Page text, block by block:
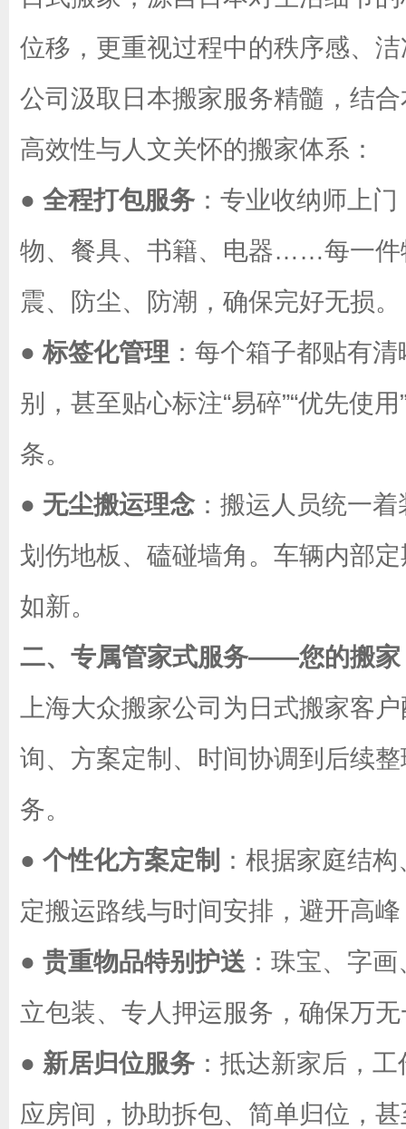
位移，更重视过程中的秩序感、
公司汲取日本搬家服务精髓，结
高效性与人文关怀的搬家体系：
● 全程打包服务 ：专业收纳师上
物、餐具、书籍、电器……每一件
震、防尘、防潮，确保完好无损。
●标签化管理 ：每个箱子都贴有
别，甚至贴心标注“易碎”“优先使
条。
● 无尘搬运理念：搬运人员统一
划伤地板、磕碰墙角。车辆内部
如新。
二、专属管家式服务——您的搬家
上海大众搬家公司为日式搬家客
询、方案定制、时间协调到后续
务。
● 个性化方案定制 ：根据家庭结
定搬运路线与时间安排，避开高
● 贵重物品特别护送 ：珠宝、字
立包装、专人押运服务，确保万
● 新居归位服务 ：抵达新家后，
应房间，协助拆包、简单归位，